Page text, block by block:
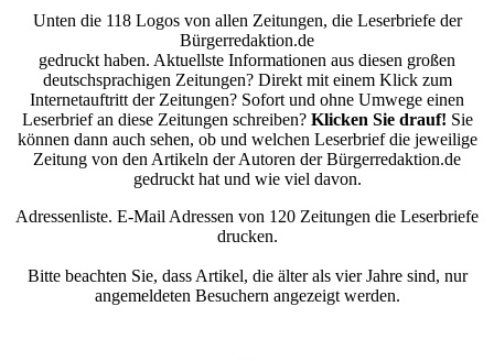
Unten die 118 Logos von allen Zeitungen, die Leserbriefe der
Bürgerredaktion.de
gedruckt haben. Aktuellste Informationen aus diesen großen
deutschsprachigen Zeitungen? Direkt mit einem Klick zum
Internetauftritt der Zeitungen? Sofort und ohne Umwege einen
Leserbrief an diese Zeitungen schreiben? Klicken Sie drauf! Sie
können dann auch sehen, ob und welchen Leserbrief die jeweilige
Zeitung von den Artikeln der Autoren der Bürgerredaktion.de
gedruckt hat und wie viel davon.
Adressenliste. E-Mail Adressen von 120 Zeitungen die Leserbriefe
drucken.
Bitte beachten Sie, dass Artikel, die älter als vier Jahre sind, nur
angemeldeten Besuchern angezeigt werden.